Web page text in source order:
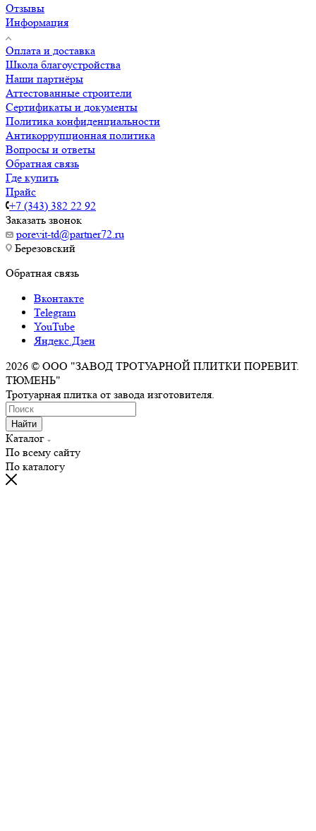
Отзывы
Информация
Оплата и доставка
Школа благоустройства
Наши партнёры
Аттестованные строители
Сертификаты и документы
Политика конфиденциальности
Антикоррупционная политика
Вопросы и ответы
Обратная связь
Где купить
Прайс
+7 (343) 382 22 92
Заказать звонок
porevit-td@partner72.ru
Березовский
Обратная связь
Вконтакте
Telegram
YouTube
Яндекс.Дзен
2026 © ООО "ЗАВОД ТРОТУАРНОЙ ПЛИТКИ ПОРЕВИТ.
ТЮМЕНЬ"
Тротуарная плитка от завода изготовителя.
Найти
Каталог
По всему сайту
По каталогу